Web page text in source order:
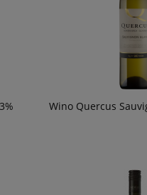
Wino Quercus